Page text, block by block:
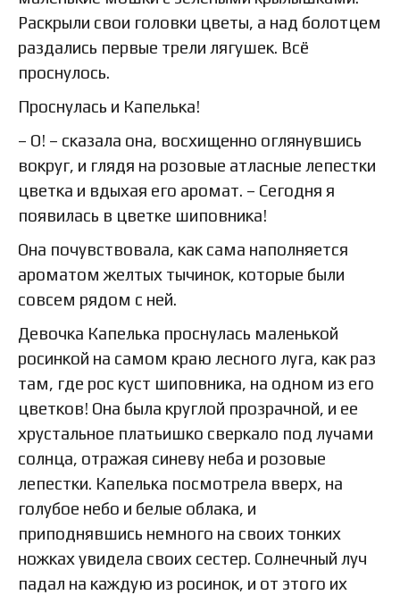
Раскрыли свои головки цветы, а над болотцем
раздались первые трели лягушек. Всё
проснулось.
Проснулась и Капелька!
– О! – сказала она, восхищенно оглянувшись
вокруг, и глядя на розовые атласные лепестки
цветка и вдыхая его аромат. – Сегодня я
появилась в цветке шиповника!
Она почувствовала, как сама наполняется
ароматом желтых тычинок, которые были
совсем рядом с ней.
Девочка Капелька проснулась маленькой
росинкой на самом краю лесного луга, как раз
там, где рос куст шиповника, на одном из его
цветков! Она была круглой прозрачной, и ее
хрустальное платьишко сверкало под лучами
солнца, отражая синеву неба и розовые
лепестки. Капелька посмотрела вверх, на
голубое небо и белые облака, и
приподнявшись немного на своих тонких
ножках увидела своих сестер. Солнечный луч
падал на каждую из росинок, и от этого их